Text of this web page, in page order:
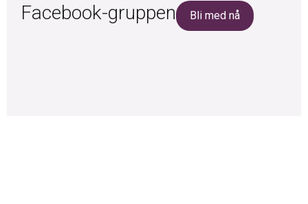
Facebook-gruppen
Bli med nå